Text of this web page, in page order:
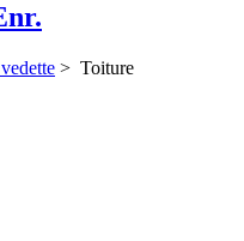
> Toiture